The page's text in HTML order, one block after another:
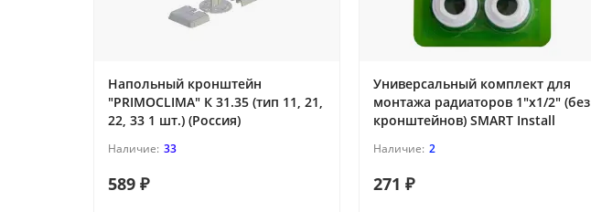
Напольный кронштейн
"PRIMOCLIMA" К 31.35 (тип 11, 21,
22, 33 1 шт.) (Россия)
33
589 ₽
Универсальный комплект для
монтажа радиаторов 1"х1/2" (без
кронштейнов) SMART Install
2
271 ₽